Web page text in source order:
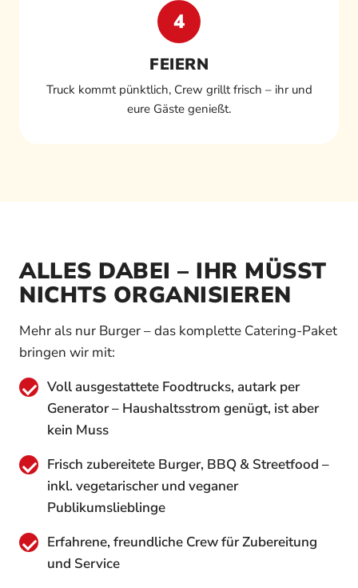
4
FEIERN
Truck kommt pünktlich, Crew grillt frisch – ihr und
eure Gäste genießt.
ALLES DABEI – IHR MÜSST
NICHTS ORGANISIEREN
Mehr als nur Burger – das komplette Catering-Paket
bringen wir mit:
Voll ausgestattete Foodtrucks, autark per
Generator – Haushaltsstrom genügt, ist aber
kein Muss
Frisch zubereitete Burger, BBQ & Streetfood –
inkl. vegetarischer und veganer
Publikumslieblinge
Erfahrene, freundliche Crew für Zubereitung
und Service